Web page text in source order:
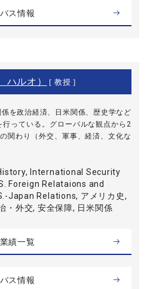
ス情報
ルオ） [ 教授 ]
を政治経済、日米関係、歴史学など
っている。グローバルな観点から2
関わり（外交、軍事、経済、文化な
International Security
Foreign Relataions and
Japan Relations, アメリカ史,
・外交, 安全保障, 日米関係
績一覧
ス情報